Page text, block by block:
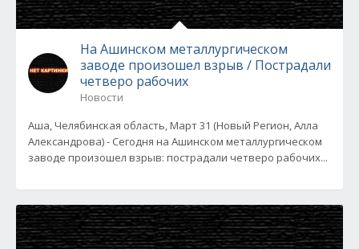
На Ашинском металлургическом
заводе произошел взрыв / Пострадали
четверо рабочих
Новости
Аша, Челябинская область, Март 31 (Новый Регион, Алла
Александрова) - Сегодня на Ашинском металлургическом
заводе произошел взрыв: пострадали четверо рабочих...